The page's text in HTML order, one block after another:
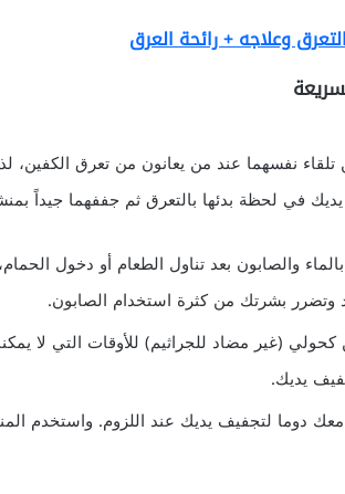
وعلاجه + رائحة العرق
نفسهما عند من يعانون من تعرق الكفين،
في لحظة بدئها بالتعرق ثم جففهما جيداً
والصابون بعد تناول الطعام أو دخول
بشرتك من كثرة استخدام الصابون.
(غير مضاد للجراثيم) للأوقات التي لا
يديك.
دوما لتجفيف يديك عند اللزوم. واستخدم